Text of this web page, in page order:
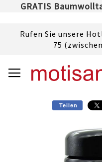
GRATIS
Rufen Sie unsere
75
ZUM
INHALT
Teilen